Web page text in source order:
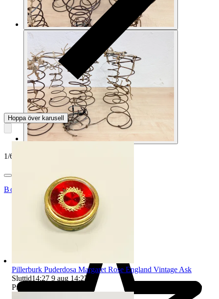
1/6
Bohagsbyrån
Hoppa över karusell
Pillerburk Puderdosa Margaret Rose England Vintage Ask
Sluttid14:27 9 aug 14:27
Pris: